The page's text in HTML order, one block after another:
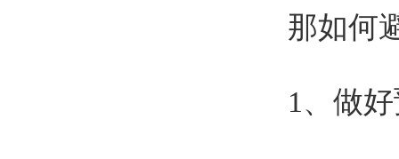
那如何
1、做